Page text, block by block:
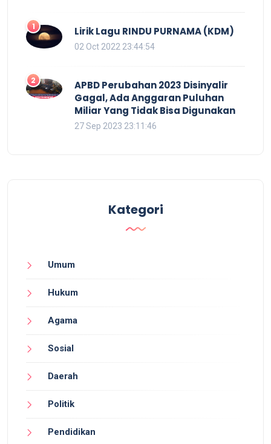
1 Lirik Lagu RINDU PURNAMA (KDM)
02 Oct 2022 23:44:54
2
APBD Perubahan 2023 Disinyalir
Gagal, Ada Anggaran Puluhan
Miliar Yang Tidak Bisa Digunakan
27 Sep 2023 23:11:46
Kategori
Umum
Hukum
Agama
Sosial
Daerah
Politik
Pendidikan